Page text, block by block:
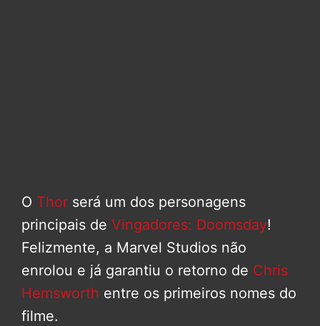
O Thor será um dos personagens
principais de Vingadores: Doomsday!
Felizmente, a Marvel Studios não
enrolou e já garantiu o retorno de Chris
Hemsworth entre os primeiros nomes do
filme.